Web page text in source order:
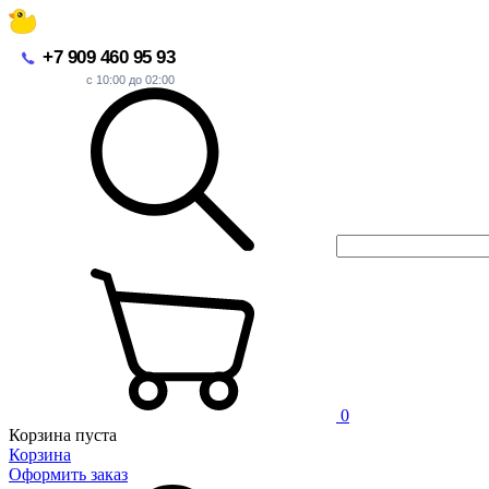
+7 909 460 95 93
с 10:00 до 02:00
0
Корзина пуста
Корзина
Оформить заказ